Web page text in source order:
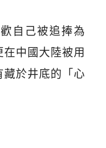
自己被追捧為
在中國大陸被用
藏於井底的「心